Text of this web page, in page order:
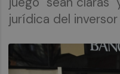
jurídica del inversor